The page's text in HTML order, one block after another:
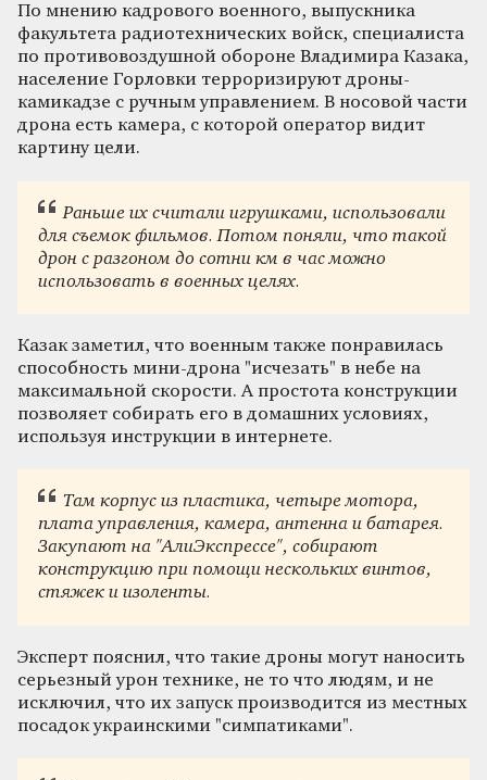
По мнению кадрового военного, выпускника
факультета радиотехнических войск, специалиста
по противовоздушной обороне Владимира Казака,
население Горловки терроризируют дроны-
камикадзе с ручным управлением. В носовой части
дрона есть камера, с которой оператор видит
картину цели.
Раньше их считали игрушками, использовали
для съемок фильмов. Потом поняли, что такой
дрон с разгоном до сотни км в час можно
использовать в военных целях.
Казак заметил, что военным также понравилась
способность мини-дрона "исчезать" в небе на
максимальной скорости. А простота конструкции
позволяет собирать его в домашних условиях,
используя инструкции в интернете.
Там корпус из пластика, четыре мотора,
плата управления, камера, антенна и батарея.
Закупают на "АлиЭкспрессе",собирают
конструкцию при помощи нескольких винтов,
стяжек и изоленты.
Эксперт пояснил, что такие дроны могут наносить
серьезный урон технике, не то что людям, и не
исключил, что их запуск производится из местных
посадок украинскими "симпатиками".